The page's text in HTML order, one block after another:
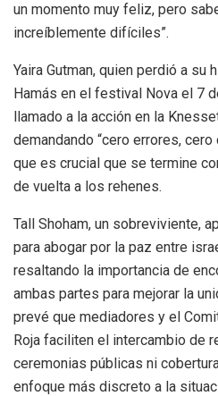
un momento muy feliz, pero
increíblemente difíciles”.
Yaira Gutman, quien perdió a su
Hamás en el festival Nova el 7
llamado a la acción en la
demandando “cero errores,
que es crucial que se termine
de vuelta a los rehenes.
Tall Shoham, un sobreviviente,
para abogar por la paz entre
resaltando la importancia de
ambas partes para mejorar la
prevé que mediadores y el
Roja faciliten el intercambio de
ceremonias públicas ni
enfoque más discreto a la